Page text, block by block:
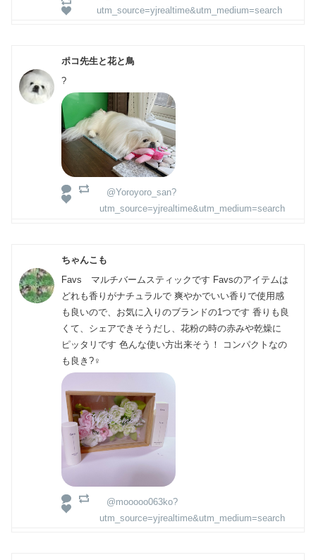
utm_source=yjrealtime&utm_medium=search
ポコ先生と花と鳥
?
@Yoroyoro_san?
utm_source=yjrealtime&utm_medium=search
ちゃんこも
Favs マルチバームスティックです Favsのアイテムは
どれも香りがナチュラルで 爽やかでいい香りで使用感
も良いので、お気に入りのブランドの1つです 香りも良
くて、シェアできそうだし、花粉の時の赤みや乾燥に
ピッタリです 色んな使い方出来そう！ コンパクトなの
も良き?‍♀️
@mooooo063ko?
utm_source=yjrealtime&utm_medium=search